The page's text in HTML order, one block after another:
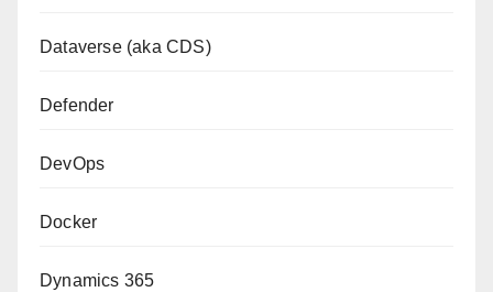
Dataverse (aka CDS)
Defender
DevOps
Docker
Dynamics 365